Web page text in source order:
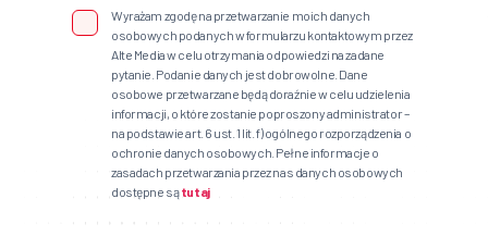
Wyrażam zgodę na przetwarzanie moich danych
osobowych podanych w formularzu kontaktowym przez
Alte Media w celu otrzymania odpowiedzi na zadane
pytanie. Podanie danych jest dobrowolne. Dane
osobowe przetwarzane będą doraźnie w celu udzielenia
informacji, o które zostanie poproszony administrator –
na podstawie art. 6 ust. 1 lit. f) ogólnego rozporządzenia o
ochronie danych osobowych. Pełne informacje o
zasadach przetwarzania przez nas danych osobowych
dostępne sątutaj